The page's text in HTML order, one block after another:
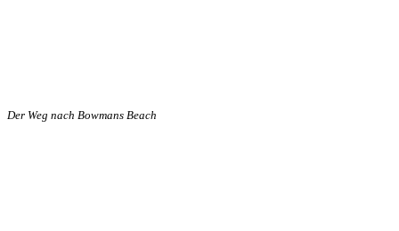
Der Weg nach Bowmans Beach